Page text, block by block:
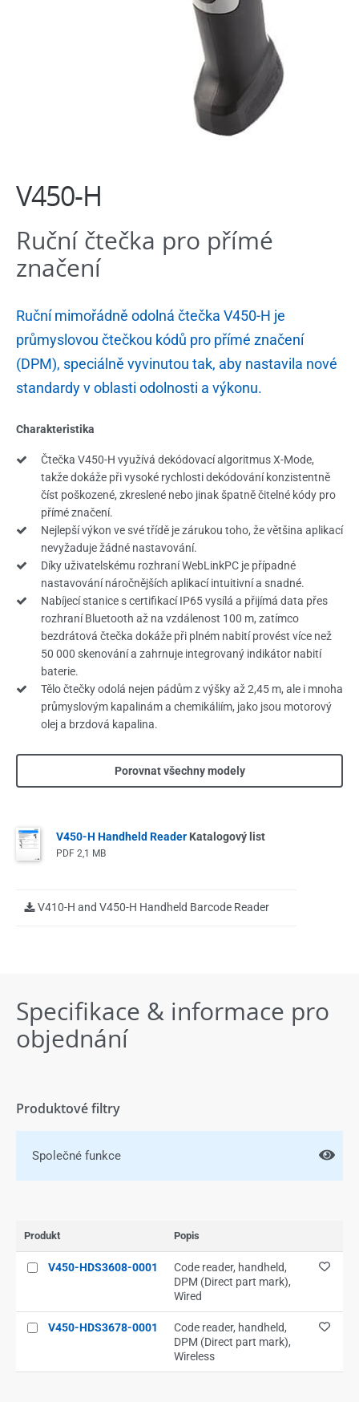
V450-H
Ruční čtečka pro přímé
značení
Ruční mimořádně odolná čtečka V450-H je
průmyslovou čtečkou kódů pro přímé značení
(DPM), speciálně vyvinutou tak, aby nastavila nové
standardy v oblasti odolnosti a výkonu.
Charakteristika
Čtečka V450-H využívá dekódovací algoritmus X-Mode,
takže dokáže při vysoké rychlosti dekódování konzistentně
číst poškozené, zkreslené nebo jinak špatně čitelné kódy pro
přímé značení.
Nejlepší výkon ve své třídě je zárukou toho, že většina aplikací
nevyžaduje žádné nastavování.
Díky uživatelskému rozhraní WebLinkPC je případné
nastavování náročnějších aplikací intuitivní a snadné.
Nabíjecí stanice s certifikací IP65 vysílá a přijímá data přes
rozhraní Bluetooth až na vzdálenost 100 m, zatímco
bezdrátová čtečka dokáže při plném nabití provést více než
50 000 skenování a zahrnuje integrovaný indikátor nabití
baterie.
Tělo čtečky odolá nejen pádům z výšky až 2,45 m, ale i mnoha
průmyslovým kapalinám a chemikáliím, jako jsou motorový
olej a brzdová kapalina.
Porovnat všechny modely
V450-H Handheld Reader Katalogový list
PDF 2,1 MB
V410-H and V450-H Handheld Barcode Reader
Specifikace & informace pro
objednání
Produktové filtry
Společné funkce
Produkt Popis
V450-HDS3608-0001
Code reader, handheld,
DPM (Direct part mark),
Wired
V450-HDS3678-0001
Code reader, handheld,
DPM (Direct part mark),
Wireless